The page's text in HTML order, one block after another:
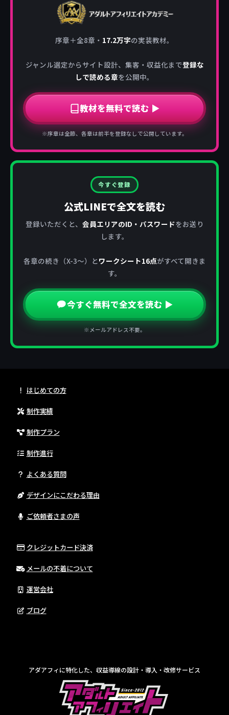
序章＋全8章・ 17.2万字の実装教材。
ジャンル選定からサイト設計、集客・収益化まで登録な
しで読める章を公開中。
教材を無料で読む ▶
※序章は全節、各章は前半を登録なしで公開しています。
今すぐ登録
公式LINEで全文を読む
登録いただくと、 会員エリアのID・パスワードをお送り
します。
各章の続き（X-3〜）とワークシート16点がすべて開きま
す。
今すぐ無料で全文を読む ▶
※メールアドレス不要。
はじめての方
制作実績
制作プラン
制作進行
よくある質問
デザインにこだわる理由
ご依頼者さまの声
クレジットカード決済
メールの不着について
運営会社
ブログ
アダアフィに特化した、収益導線の設計・導入・改修サービス